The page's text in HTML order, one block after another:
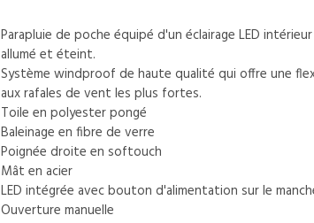
Parapluie de poche équipé d'un éclairage LED
allumé et éteint.
Système windproof de haute qualité qui offre une
aux rafales de vent les plus fortes.
Toile en polyester pongé
Baleinage en fibre de verre
Poignée droite en softouch
Mât en acier
LED intégrée avec bouton d'alimentation sur le
Ouverture manuelle